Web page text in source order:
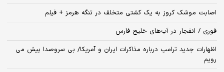
اصابت موشک کروز به یک کشتی متخلف در تنگه هرمز + فیلم
فوری / انفجار در آب‌های خلیج فارس
اظهارات جدید ترامپ درباره مذاکرات ایران و آمریکا/ بی سروصدا پیش می
رویم